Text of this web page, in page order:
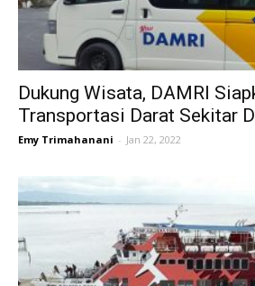
Dukung Wisata, DAMRI
Transportasi Darat Sekitar
Emy Trimahanani - Jan 22, 2022